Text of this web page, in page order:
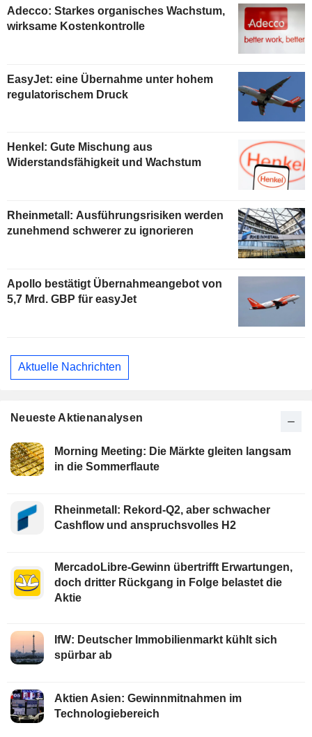
Adecco: Starkes organisches Wachstum,
wirksame Kostenkontrolle
EasyJet: eine Übernahme unter hohem
regulatorischem Druck
Henkel: Gute Mischung aus
Widerstandsfähigkeit und Wachstum
Rheinmetall: Ausführungsrisiken werden
zunehmend schwerer zu ignorieren
Apollo bestätigt Übernahmeangebot von
5,7 Mrd. GBP für easyJet
Aktuelle Nachrichten
Neueste Aktienanalysen
Morning Meeting: Die Märkte gleiten langsam
in die Sommerflaute
Rheinmetall: Rekord-Q2, aber schwacher
Cashflow und anspruchsvolles H2
MercadoLibre-Gewinn übertrifft Erwartungen,
doch dritter Rückgang in Folge belastet die
Aktie
IfW: Deutscher Immobilienmarkt kühlt sich
spürbar ab
Aktien Asien: Gewinnmitnahmen im
Technologiebereich